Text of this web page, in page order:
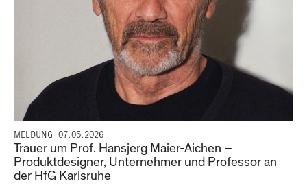
MELDUNG 07.05.2026
Trauer um Prof. Hansjerg Maier-Aichen –
Produktdesigner, Unternehmer und Professor an
der HfG Karlsruhe